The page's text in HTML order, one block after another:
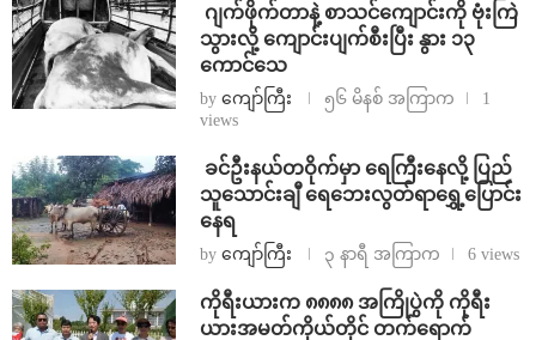
⁨⁩ ⁨ဂျက်ဖိုက်တာနဲ့ စာသင်ကျောင်းကို ဗုံးကြဲ
သွားလို့ ကျောင်းပျက်စီးပြီး နွား ၁၃
ကောင်သေ
by ကျော်ကြီး ၅၆ မိနစ် အကြာက
1
views
⁩ ⁨ခင်ဦးနယ်တဝိုက်မှာ ရေကြီးနေလို့ ပြည်
သူသောင်းချီ ရေဘေးလွတ်ရာရွှေ့ပြောင်း
နေရ
by ကျော်ကြီး ၃ နာရီ အကြာက 6 views
ကိုရီးယားက ၈၈၈၈ အကြိုပွဲကို ကိုရီး
ယားအမတ်ကိုယ်တိုင် တက်ရောက်